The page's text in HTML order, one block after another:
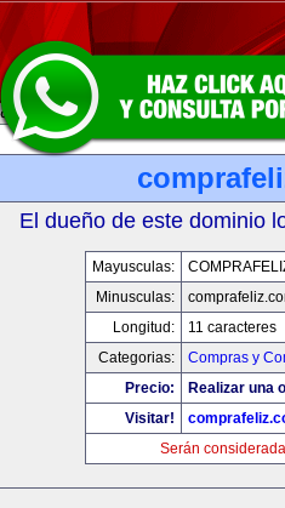
El dueño de este dominio
Mayusculas:
Minusculas:
Longitud:
11 caracteres
Categorias:
Compras y
Precio:
Realizar una
Visitar!
Serán